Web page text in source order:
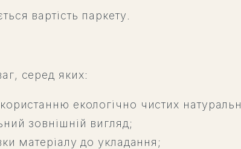
вартість паркету.
серед яких:
екологічно чистих
зовнішній вигляд;
матеріалу до укладання;